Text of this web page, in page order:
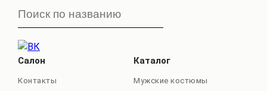
Салон
Контакты
Каталог
Мужские костюмы